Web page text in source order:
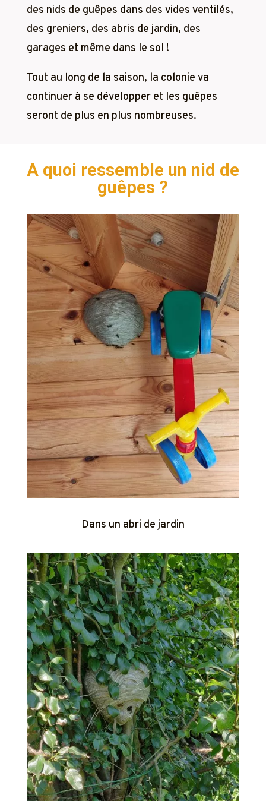
des nids de guêpes dans des vides ventilés,
des greniers, des abris de jardin, des
garages et même dans le sol !
Tout au long de la saison, la colonie va
continuer à se développer et les guêpes
seront de plus en plus nombreuses.
A quoi ressemble un nid de
guêpes ?
Dans un abri de jardin